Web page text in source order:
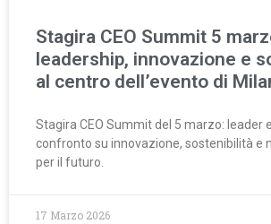
Stagira CEO Summit 5
leadership, innovazione e
al centro dell’evento di
Stagira CEO Summit del 5 marzo: leader
confronto su innovazione, sostenibilità e
per il futuro.
17 Marzo 2026